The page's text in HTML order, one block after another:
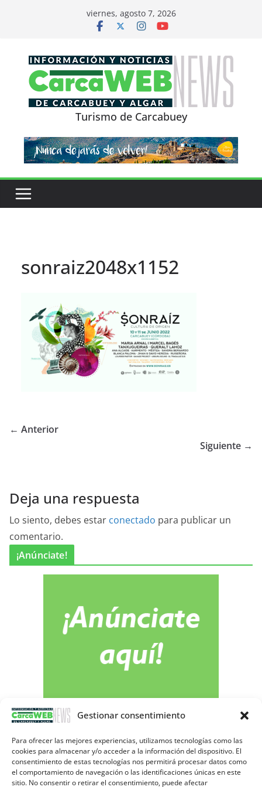
Gestionar consentimiento
Para ofrecer las mejores experiencias, utilizamos tecnologías como las
cookies para almacenar y/o acceder a la información del dispositivo. El
consentimiento de estas tecnologías nos permitirá procesar datos como
el comportamiento de navegación o las identificaciones únicas en este
sitio. No consentir o retirar el consentimiento, puede afectar
viernes, agosto 7, 2026
Turismo de Carcabuey
sonraiz2048x1152
← Anterior
Siguiente →
Deja una respuesta
Lo siento, debes estar conectado para publicar un
comentario.
¡Anúnciate!
Publicidad